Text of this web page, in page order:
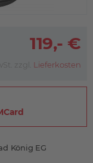
119,- €
zzgl. Lieferkosten
König EG